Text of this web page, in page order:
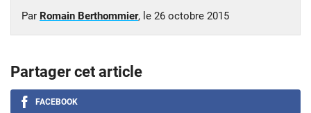
Par Romain Berthommier, le 26 octobre 2015
Partager cet article
FACEBOOK